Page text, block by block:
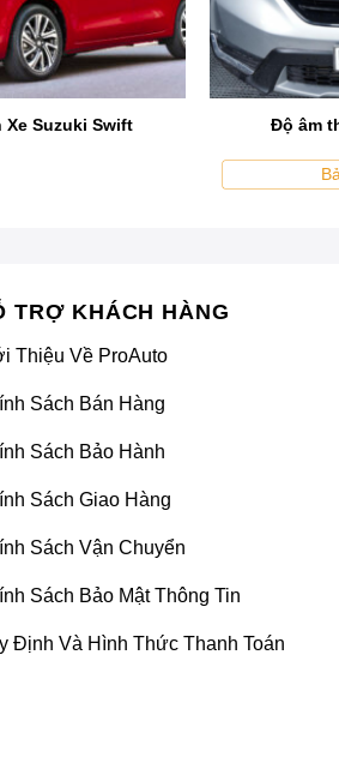
của mình. Subaru Forester vốn
Xe Suzuki Swift Độ âm
TRỢ KHÁCH HÀNG
Thiệu Về ProAuto
Sách Bán Hàng
Sách Bảo Hành
Sách Giao Hàng
Sách Vận Chuyển
Sách Bảo Mật Thông Tin
Định Và Hình Thức Thanh Toán